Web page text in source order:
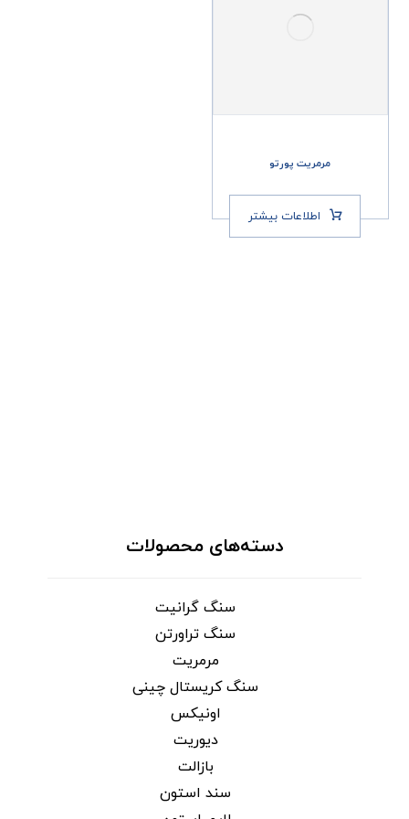
مرمریت پورتو
اطلاعات بیشتر
دسته‌های محصولات
سنگ گرانیت
سنگ تراورتن
مرمریت
سنگ کریستال چینی
اونیکس
دیوریت
بازالت
سند استون